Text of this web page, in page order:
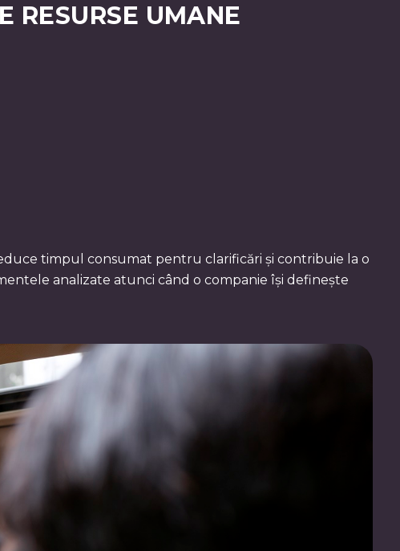
RESURSE UMANE
timpul consumat pentru clarificări și contribuie la o
analizate atunci când o companie își definește